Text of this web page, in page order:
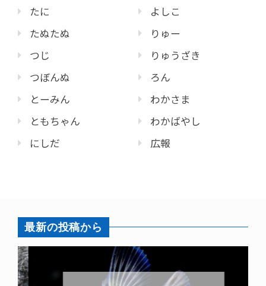
たに
たぬたぬ
つじ
つぼんぬ
とーみん
ともちゃん
にしだ
よしこ
りゅー
りゅうざき
ろん
わかさま
わかばやし
広報
最新の投稿から